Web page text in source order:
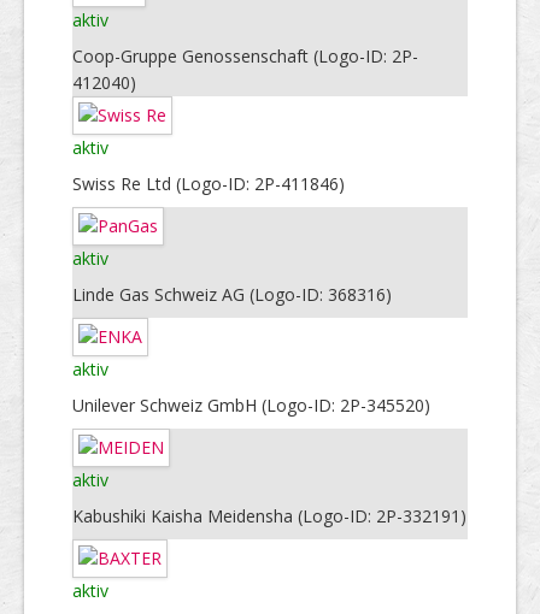
aktiv
Coop-Gruppe Genossenschaft (Logo-ID: 2P-
412040)
aktiv
Swiss Re Ltd (Logo-ID: 2P-411846)
aktiv
Linde Gas Schweiz AG (Logo-ID: 368316)
aktiv
Unilever Schweiz GmbH (Logo-ID: 2P-345520)
aktiv
Kabushiki Kaisha Meidensha (Logo-ID: 2P-332191)
aktiv